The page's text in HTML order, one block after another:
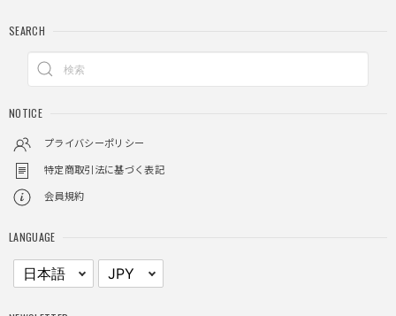
クロスチャーム ビーズウォレットチェーン / CROSS CHARM BEADS WALLET CHAIN
しっかりと重さがあるので安っぽくなく値段に見合ったクオ
リティ
身体のラインに沿って着れるため、印象がスラッとして見え
る。特に腕周りがいい感じ。
SEARCH
NOTICE
プライバシーポリシー
特定商取引法に基づく表記
会員規約
LANGUAGE